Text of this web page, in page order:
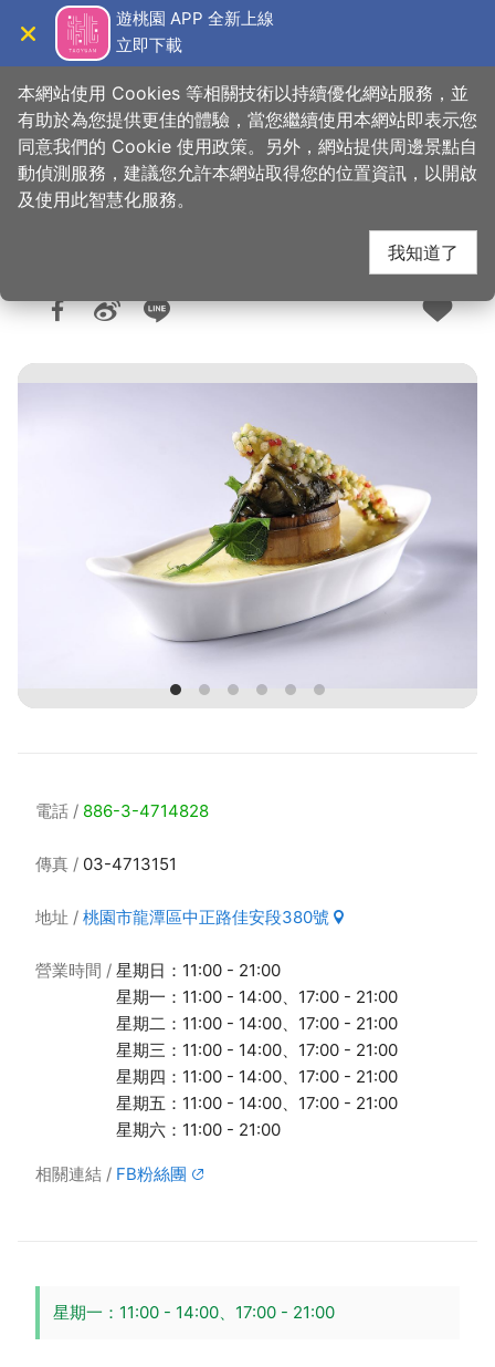
主
遊桃園 APP 全新上線
立即下載
首頁 > 想去的地方 > 美食、購物 > 美食快搜
綠野鄉村湘菜館
人氣：2.2萬
電話 886-3-4714828
傳真 03-4713151
地址 桃園市龍潭區中正路佳安段380號
營業時間
星期日：11:00 - 21:00
星期一：11:00 - 14:00、17:00 - 21:00
星期二：11:00 - 14:00、17:00 - 21:00
星期三：11:00 - 14:00、17:00 - 21:00
星期四：11:00 - 14:00、17:00 - 21:00
星期五：11:00 - 14:00、17:00 - 21:00
星期六：11:00 - 21:00
相關連結 FB粉絲團
星期一：11:00 - 14:00、17:00 - 21:00
本網站使用 Cookies 等相關技術以持續優化網站服務，並
有助於為您提供更佳的體驗，當您繼續使用本網站即表示您
同意我們的 Cookie 使用政策。另外，網站提供周邊景點自
動偵測服務，建議您允許本網站取得您的位置資訊，以開啟
及使用此智慧化服務。
我知道了